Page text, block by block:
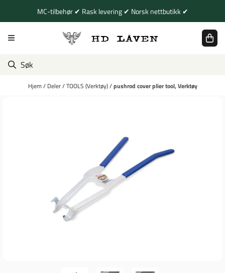
Hopp til innholdMC-tilbehør ✔ Rask levering ✔ Norsk nettbutikk ✔
Hjem/ Deler/TOOLS (Verktøy)/pushrod cover plier tool, Verktøy